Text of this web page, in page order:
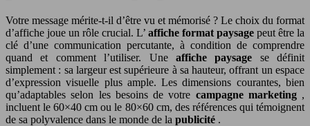
Votre message mérite-t-il d’être vu et mémorisé ? Le choix du format
d’affiche joue un rôle crucial. L’ affiche format paysage peut être la
clé d’une communication percutante, à condition de comprendre
quand et comment l’utiliser. Une affiche paysage se définit
simplement : sa largeur est supérieure à sa hauteur, offrant un espace
d’expression visuelle plus ample. Les dimensions courantes, bien
qu’adaptables selon les besoins de votre campagne marketing ,
incluent le 60×40 cm ou le 80×60 cm, des références qui témoignent
de sa polyvalence dans le monde de la publicité .